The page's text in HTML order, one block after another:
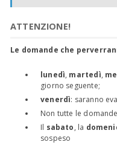
ATTENZIONE!
Le domande che
lunedì, martedì,
giorno seguente;
venerdì: saranno
Non tutte le
Il sabato, la
sospeso